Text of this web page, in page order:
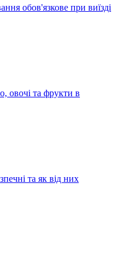
обов'язкове при виїзді
овочі та фрукти в
та як від них